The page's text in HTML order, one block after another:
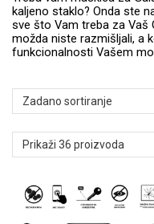
kaljeno staklo? Onda ste
sve što Vam treba za Vaš
možda niste razmišljali, a
funkcionalnosti Vašem
Ventilatori
Winter
9.0 - 10.0 inča
Apple
Držači za stol
Autopunjači
Žičane slušalice
Oprema za Smart
Web kamere i
mikrofoni